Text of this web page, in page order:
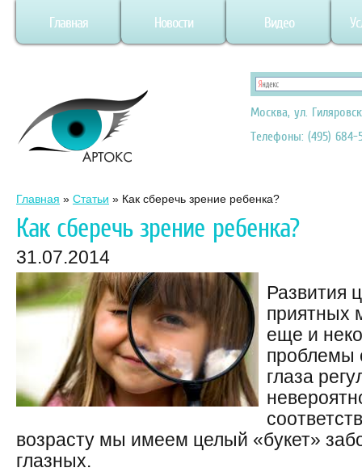
Главная Новости Видео
Москва, ул.
Телефоны: (495) 684-
Главная » Статьи » Как сберечь зрение ребенка?
Как сберечь зрение ребенка?
31.07.2014
Развития
приятных
еще и
проблемы
глаза
возрасту мы имеем целый «букет»
глазных.